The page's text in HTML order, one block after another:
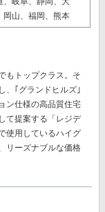
岡山、福岡、熊本
もトップクラス。そ
、｢グランドヒルズ｣
ン仕様の高品質住宅
て提案する「レジデ
使用しているハイグ
リーズナブルな価格